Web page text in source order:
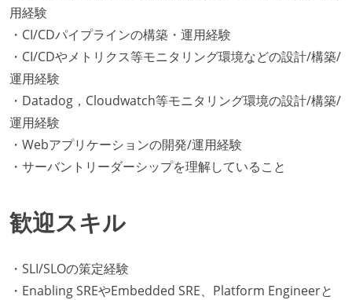
用経験
・CI/CDパイプラインの構築・運用経験
・CI/CDやメトリクス等モニタリング環境などの設計/構築/
運用経験
・Datadog，Cloudwatch等モニタリング環境の設計/構築/
運用経験
・Webアプリケーションの開発/運用経験
・サーバントリーダーシップを理解していること
歓迎スキル
・SLI/SLOの策定経験
・Enabling SREやEmbedded SRE、Platform Engineerと